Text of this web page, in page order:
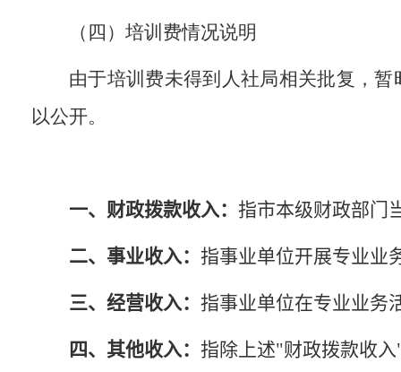
（四）培训费情况说明
由于培训费未得到人社局相关批复，
以公开。
一、财政拨款收入： 指市本级财政部门
二、事业收入： 指事业单位开展专业业
三、经营收入： 指事业单位在专业业务
四、其他收入： 指除上述"财政拨款收